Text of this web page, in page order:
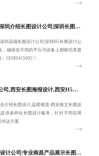
深圳产品长图设计公司|深圳介绍长图设计公司|深圳长图设计公司|蓝橙视觉-深圳高端长图设计公司-提供长期性服务
圳高端长图设计公司|深圳H5长图设计公
，确保在不同的平台与设备上都能完美显
18380455092！
专业西安长图海报设计公司,西安长图海报设计,西安H5长图设计公司,蓝橙视觉-西安企业介绍长图设计-注重用户体验
介绍长图设计,蓝橙视觉-西安推文长图设
供多样化长图设计服务，针对不同应用
传达方案
蓝橙视觉-南昌宣传长图设计公司|专业南昌产品展示长图设计|南昌高端长图设计公司|南昌信息长图设计公司-品质交付